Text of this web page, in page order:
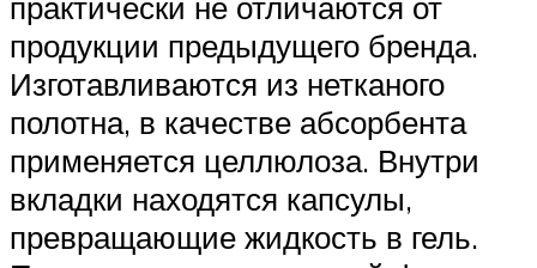
продукции предыдущего бренда.
Изготавливаются из нетканого
полотна, в качестве абсорбента
применяется целлюлоза. Внутри
вкладки находятся капсулы,
превращающие жидкость в гель.